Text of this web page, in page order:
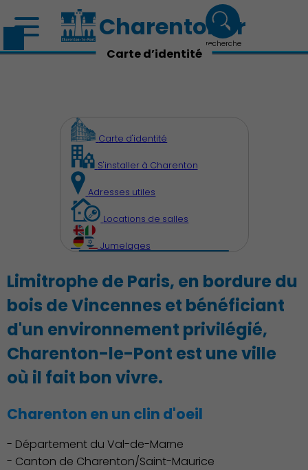
Découvrir Charenton
Démocratie locale
Charenton.fr
recherche
Carte d’identité
Carte d'identité
S'installer à Charenton
Adresses utiles
Locations de salles
Jumelages
Limitrophe de Paris, en bordure du
bois de Vincennes et bénéficiant
d'un environnement privilégié,
Charenton-le-Pont est une ville
où il fait bon vivre.
Charenton en un clin d'oeil
- Département du Val-de-Marne
- Canton de Charenton/Saint-Maurice